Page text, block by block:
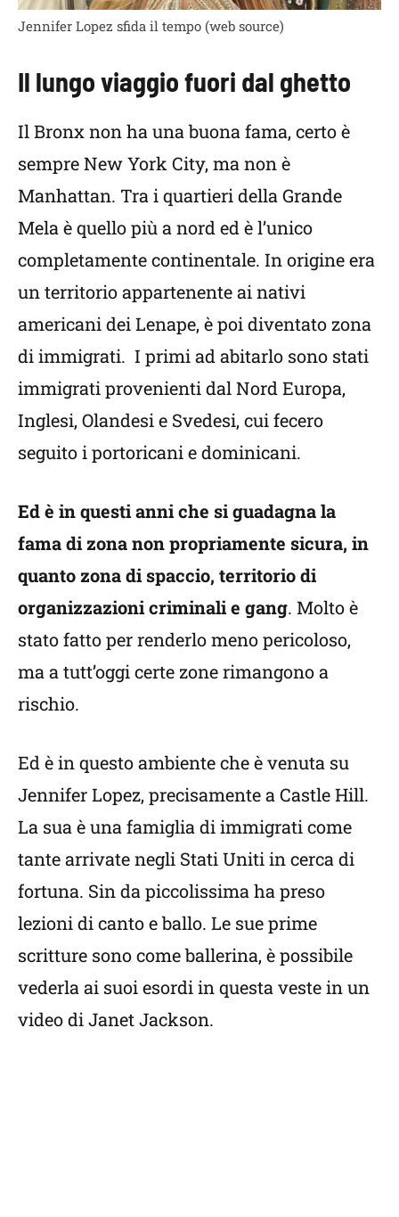
Jennifer Lopez sfida il tempo (web source)
Il lungo viaggio fuori dal ghetto
Il Bronx non ha una buona fama, certo è
sempre New York City, ma non è
Manhattan. Tra i quartieri della Grande
Mela è quello più a nord ed è l’unico
completamente continentale. In origine era
un territorio appartenente ai nativi
americani dei Lenape, è poi diventato zona
di immigrati. I primi ad abitarlo sono stati
immigrati provenienti dal Nord Europa,
Inglesi, Olandesi e Svedesi, cui fecero
seguito i portoricani e dominicani.
Ed è in questi anni che si guadagna la
fama di zona non propriamente sicura, in
quanto zona di spaccio, territorio di
organizzazioni criminali e gang. Molto è
stato fatto per renderlo meno pericoloso,
ma a tutt’oggi certe zone rimangono a
rischio.
Ed è in questo ambiente che è venuta su
Jennifer Lopez, precisamente a Castle Hill.
La sua è una famiglia di immigrati come
tante arrivate negli Stati Uniti in cerca di
fortuna. Sin da piccolissima ha preso
lezioni di canto e ballo. Le sue prime
scritture sono come ballerina, è possibile
vederla ai suoi esordi in questa veste in un
video di Janet Jackson.